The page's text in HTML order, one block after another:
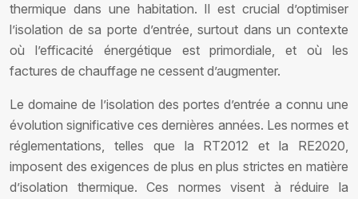
thermique dans une habitation. Il est crucial d’optimiser
l’isolation de sa porte d’entrée, surtout dans un contexte
où l’efficacité énergétique est primordiale, et où les
factures de chauffage ne cessent d’augmenter.
Le domaine de l’isolation des portes d’entrée a connu une
évolution significative ces dernières années. Les normes et
réglementations, telles que la RT2012 et la RE2020,
imposent des exigences de plus en plus strictes en matière
d’isolation thermique. Ces normes visent à réduire la